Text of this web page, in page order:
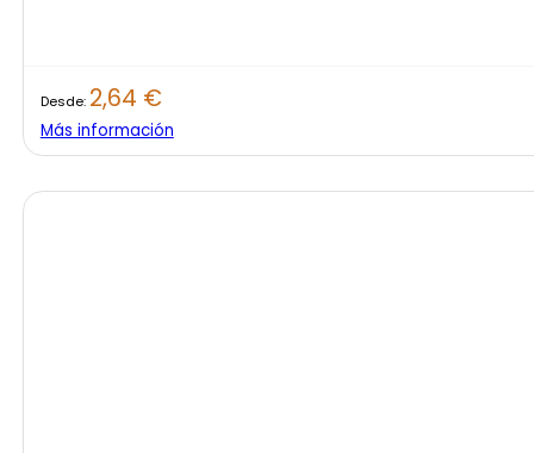
Desde: 2,64 €
Más información